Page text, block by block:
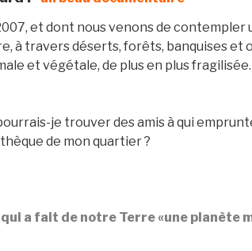
et dont nous venons de
à travers déserts, forêts, banquises et
et végétale, de plus en plus
je trouver des amis à qui
de mon quartier ?
a fait de notre Terre «une planète